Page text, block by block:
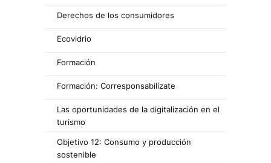
Derechos de los consumidores
Ecovidrio
Formación
Formación: Corresponsabilízate
Las oportunidades de la digitalización en el
turismo
Objetivo 12: Consumo y producción
sostenible